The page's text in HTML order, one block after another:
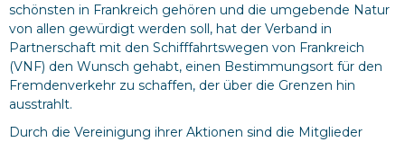
schönsten in Frankreich gehören und die umgebende Natur
von allen gewürdigt werden soll, hat der Verband in
Partnerschaft mit den Schifffahrtswegen von Frankreich
(VNF) den Wunsch gehabt, einen Bestimmungsort für den
Fremdenverkehr zu schaffen, der über die Grenzen hin
ausstrahlt.
Durch die Vereinigung ihrer Aktionen sind die Mitglieder